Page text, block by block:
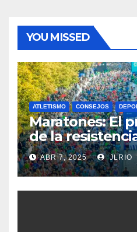
YOU MISSED
ATLETISMO CONSEJOS
Maratones: El
de la
ABR 7, 2025 JLRIO